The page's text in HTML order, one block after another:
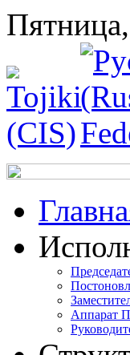
Аппарат